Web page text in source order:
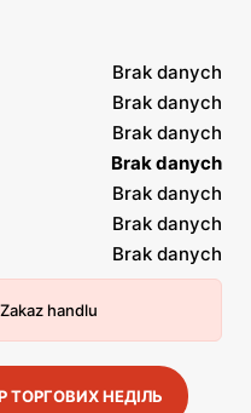
Brak danych
Brak danych
Brak danych
Brak danych
Brak danych
Brak danych
Brak danych
Zakaz handlu
ТОРГОВИХ НЕДІЛЬ